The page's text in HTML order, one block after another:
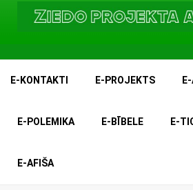
E-KONTAKTI E-PROJEKTS
E-POLEMIKA E-BĪBELE E-
E-AFIŠA